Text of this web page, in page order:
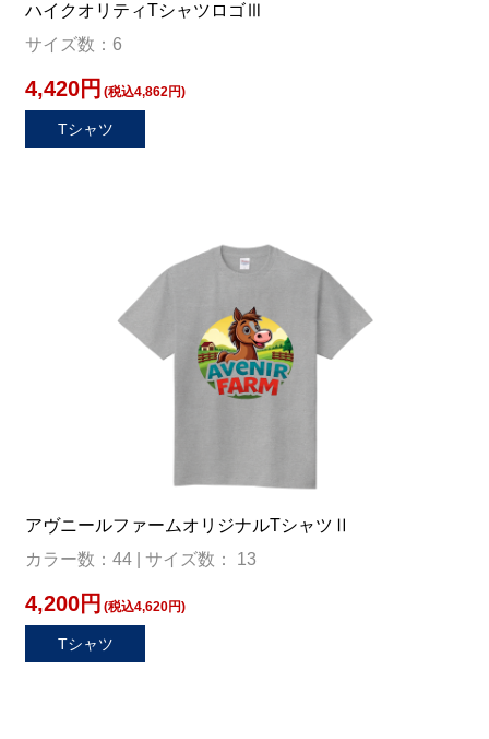
ハイクオリティTシャツロゴⅢ
サイズ数：6
4,420円 (税込4,862円)
Tシャツ
アヴニールファームオリジナルTシャツⅡ
カラー数：44 | サイズ数： 13
4,200円 (税込4,620円)
Tシャツ